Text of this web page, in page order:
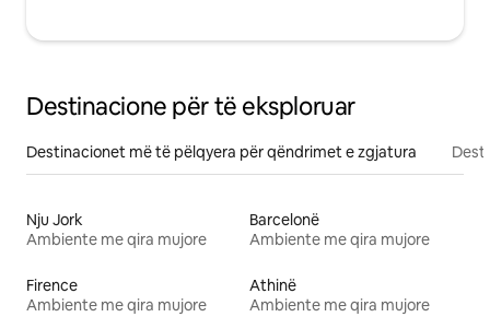
Destinacione për të eksploruar
Destinacionet më të pëlqyera për qëndrimet e zgjatura
Nju Jork
Ambiente me qira mujore
Barcelonë
Ambiente me qira mujore
Firence
Ambiente me qira mujore
Athinë
Ambiente me qira mujore